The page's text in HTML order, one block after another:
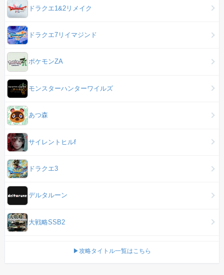
ドラクエ1&2リメイク
ドラクエ7リイマジンド
ポケモンZA
モンスターハンターワイルズ
あつ森
サイレントヒルf
ドラクエ3
デルタルーン
大戦略SSB2
▶攻略タイトル一覧はこちら